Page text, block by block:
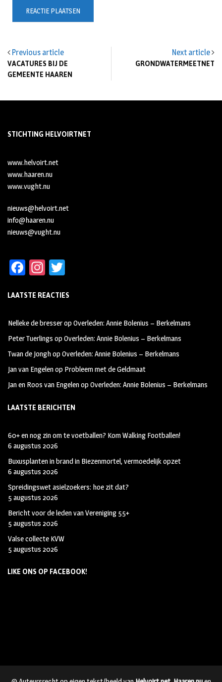
Previous article
VACATURES BIJ DE
GEMEENTE HAAREN
Next article
GRONDWATERMEETNET
STICHTING HELVOIRTNET
www.helvoirt.net
www.haaren.nu
www.vught.nu
nieuws@helvoirt.net
info@haaren.nu
nieuws@vught.nu
Fa
b
oo
k
In
ag
m
tt
LAATSTE REACTIES
Nelleke de bresseropOverleden: Annie Bolenius – Berkelmans
Peter Tuerlings opOverleden: Annie Bolenius – Berkelmans
Twan de JonghopOverleden: Annie Bolenius – Berkelmans
Jan van Engelenop Probleem met de Geldmaat
Jan en Roos van EngelenopOverleden: Annie Bolenius – Berkelmans
LAATSTE BERICHTEN
60+ en nog zin om te voetballen? Kom Walking Footballen!
6 augustus 2026
Buxusplanten in brand in Biezenmortel, vermoedelijk opzet
6 augustus 2026
Spreidingswet asielzoekers: hoe zit dat?
5 augustus 2026
Bericht voor de leden van Vereniging 55+
5 augustus 2026
Valse collecte KVW
5 augustus 2026
LIKE ONS OP FACEBOOK!